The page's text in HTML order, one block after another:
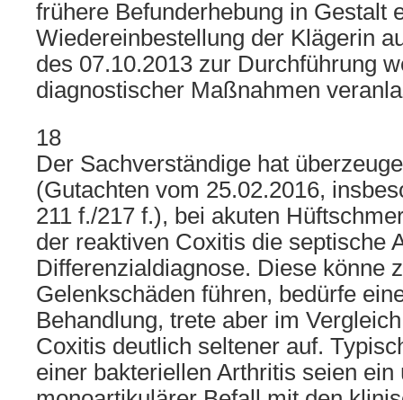
frühere Befunderhebung in Gestalt
Wiedereinbestellung der Klägerin
des 07.10.2013 zur Durchführung
diagnostischer Maßnahmen
18
Der Sachverständige hat
(Gutachten vom 25.02.2016,
211 f./217 f.), bei akuten
der reaktiven Coxitis die septische
Differenzialdiagnose. Diese könne
Gelenkschäden führen, bedürfe
Behandlung, trete aber im
Coxitis deutlich seltener auf.
einer bakteriellen Arthritis seien